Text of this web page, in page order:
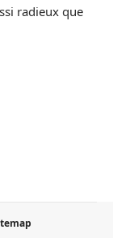
radieux que